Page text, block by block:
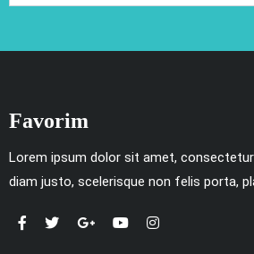
Favorim
Lorem ipsum dolor sit amet,
diam justo, scelerisque non felis porta,